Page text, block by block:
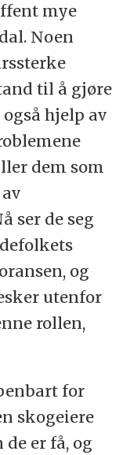
mye
Noen
til å gjøre
hjelp av
dem som
ser de seg
og
utenfor
rollen,
for
skogeiere
er få, og